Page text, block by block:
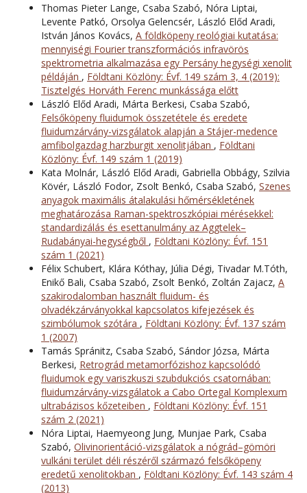
Thomas Pieter Lange, Csaba Szabó, Nóra Liptai,
Levente Patkó, Orsolya Gelencsér, László Előd Aradi,
István János Kovács, A földköpeny reológiai kutatása:
mennyiségi Fourier transzformációs infravörös
spektrometria alkalmazása egy Persány hegységi xenolit
példáján , Földtani Közlöny: Évf. 149 szám 3, 4 (2019):
Tisztelgés Horváth Ferenc munkássága előtt
László Előd Aradi, Márta Berkesi, Csaba Szabó,
Felsőköpeny fluidumok összetétele és eredete
fluidumzárvány-vizsgálatok alapján a Stájer-medence
amfibolgazdag harzburgit xenolitjában , Földtani
Közlöny: Évf. 149 szám 1 (2019)
Kata Molnár, László Előd Aradi, Gabriella Obbágy, Szilvia
Kövér, László Fodor, Zsolt Benkó, Csaba Szabó, Szenes
anyagok maximális átalakulási hőmérsékletének
meghatározása Raman-spektroszkópiai mérésekkel:
standardizálás és esettanulmány az Aggtelek–
Rudabányai-hegységből , Földtani Közlöny: Évf. 151
szám 1 (2021)
Félix Schubert, Klára Kóthay, Júlia Dégi, Tivadar M.Tóth,
Enikő Bali, Csaba Szabó, Zsolt Benkó, Zoltán Zajacz, A
szakirodalomban használt fluidum- és
olvadékzárványokkal kapcsolatos kifejezések és
szimbólumok szótára , Földtani Közlöny: Évf. 137 szám
1 (2007)
Tamás Spránitz, Csaba Szabó, Sándor Józsa, Márta
Berkesi, Retrográd metamorfózishoz kapcsolódó
fluidumok egy variszkuszi szubdukciós csatornában:
fluidumzárvány-vizsgálatok a Cabo Ortegal Komplexum
ultrabázisos kőzeteiben , Földtani Közlöny: Évf. 151
szám 2 (2021)
Nóra Liptai, Haemyeong Jung, Munjae Park, Csaba
Szabó, Olivinorientáció-vizsgálatok a nógrád–gömöri
vulkáni terület déli részéről származó felsőköpeny
eredetű xenolitokban , Földtani Közlöny: Évf. 143 szám 4
(2013)